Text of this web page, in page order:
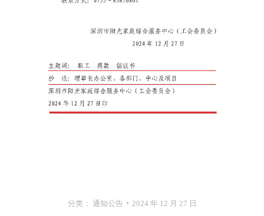
分类： 通知公告 2024 年 12 月 27 日